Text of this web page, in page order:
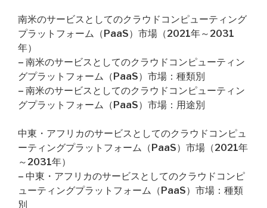
南米のサービスとしてのクラウドコンピューティング
プラットフォーム（PaaS）市場（2021年～2031
年）
– 南米のサービスとしてのクラウドコンピューティン
グプラットフォーム（PaaS）市場：種類別
– 南米のサービスとしてのクラウドコンピューティン
グプラットフォーム（PaaS）市場：用途別
中東・アフリカのサービスとしてのクラウドコンピュ
ーティングプラットフォーム（PaaS）市場（2021年
～2031年）
– 中東・アフリカのサービスとしてのクラウドコンピ
ューティングプラットフォーム（PaaS）市場：種類
別